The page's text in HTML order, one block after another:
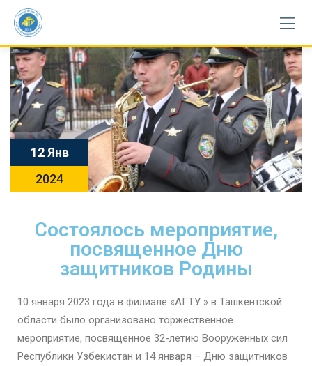
12 Янв
2024
Состоялось мероприятие,
посвященное Дню
защитников Родины
10 января 2023 года в филиале «АГТУ » в Ташкентской
области было организовано торжественное
мероприятие, посвященное 32-летию Вооруженных сил
Республики Узбекистан и 14 января – Дню защитников